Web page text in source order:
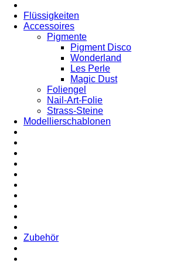
Flüssigkeiten
Accessoires
Pigmente
Pigment Disco
Wonderland
Les Perle
Magic Dust
Foliengel
Nail-Art-Folie
Strass-Steine
Modellierschablonen
Zubehör